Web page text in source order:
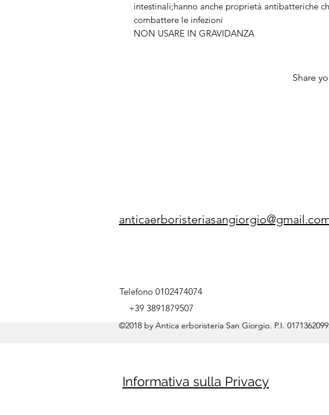
intestinali;hanno anche proprietà antibatteriche
combattere le infezioni
NON USARE IN GRAVIDANZA
Share
Telefono 0102474074
+39 3891879507
©2018 by Antica erboristeria San Giorgio. P.I.
Informativa sulla Privacy